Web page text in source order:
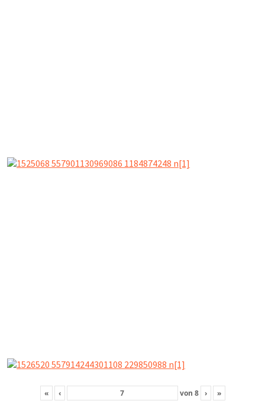
« ‹ von 8 › »